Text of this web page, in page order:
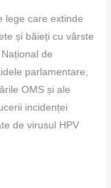
lege care extinde
și băieți cu vârste
de
parlamentare,
OMS și ale
incidenței
de virusul HPV